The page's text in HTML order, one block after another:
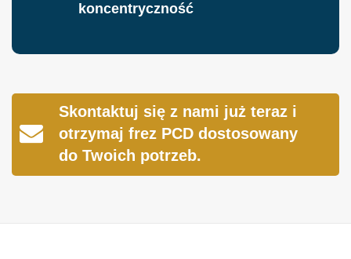
koncentryczność
Skontaktuj się z nami już teraz i
otrzymaj frez PCD dostosowany
do Twoich potrzeb.